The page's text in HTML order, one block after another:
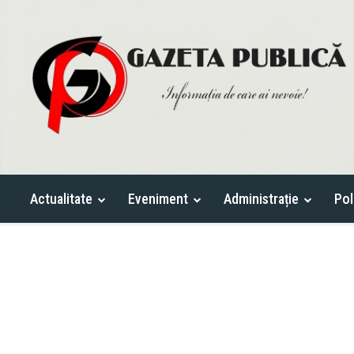
Actualitate Eveniment Administrație